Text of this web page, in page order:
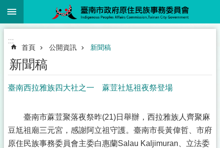
跳到主要內容區塊
:::
首頁 公開資訊 新聞稿
新聞稿
臺南西拉雅族四大社之一 蔴荳社尪祖夜祭登場
臺南市蔴荳聚落夜祭昨(21)日舉辦，西拉雅族人齊聚麻
豆尪祖廟三元宮，感謝阿立祖守護。臺南市長黃偉哲、市府
原住民族事務委員會主委白惠蘭Salau Kaljimuran、立法委